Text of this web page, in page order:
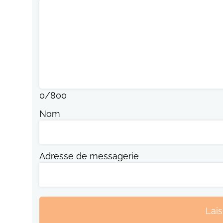
0/800
Nom
Adresse de messagerie